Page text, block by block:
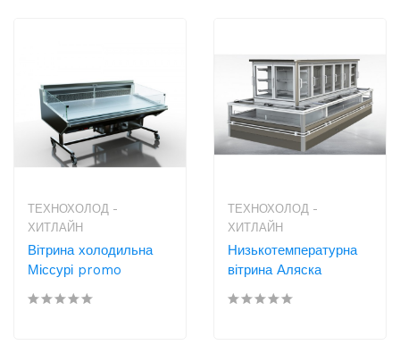
ТЕХНОХОЛОД -
ХИТЛАЙН
Вітрина холодильна
Міссурі promo
ТЕХНОХОЛОД -
ХИТЛАЙН
Низькотемпературна
вітрина Аляска